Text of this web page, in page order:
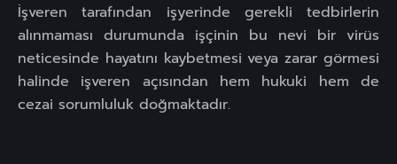
İşveren tarafından işyerinde gerekli tedbirlerin
alınmaması durumunda işçinin bu nevi bir virüs
neticesinde hayatını kaybetmesi veya zarar görmesi
halinde işveren açısından hem hukuki hem de
cezai sorumluluk doğmaktadır.